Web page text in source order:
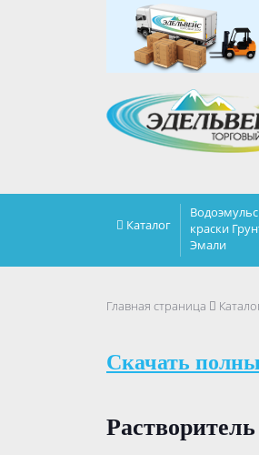
Каталог
краски
Эмали
Главная страница
Скачать